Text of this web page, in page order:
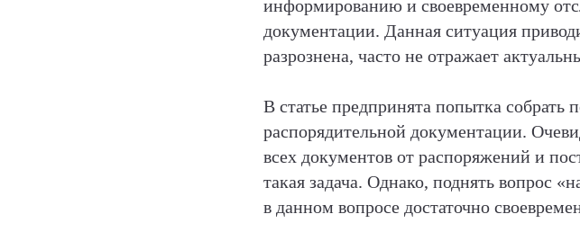
информированию и своевременному
документации. Данная ситуация
разрознена, часто не отражает
В статье предпринята попытка собрать
распорядительной документации.
всех документов от распоряжений и
такая задача. Однако, поднять вопрос
в данном вопросе достаточно